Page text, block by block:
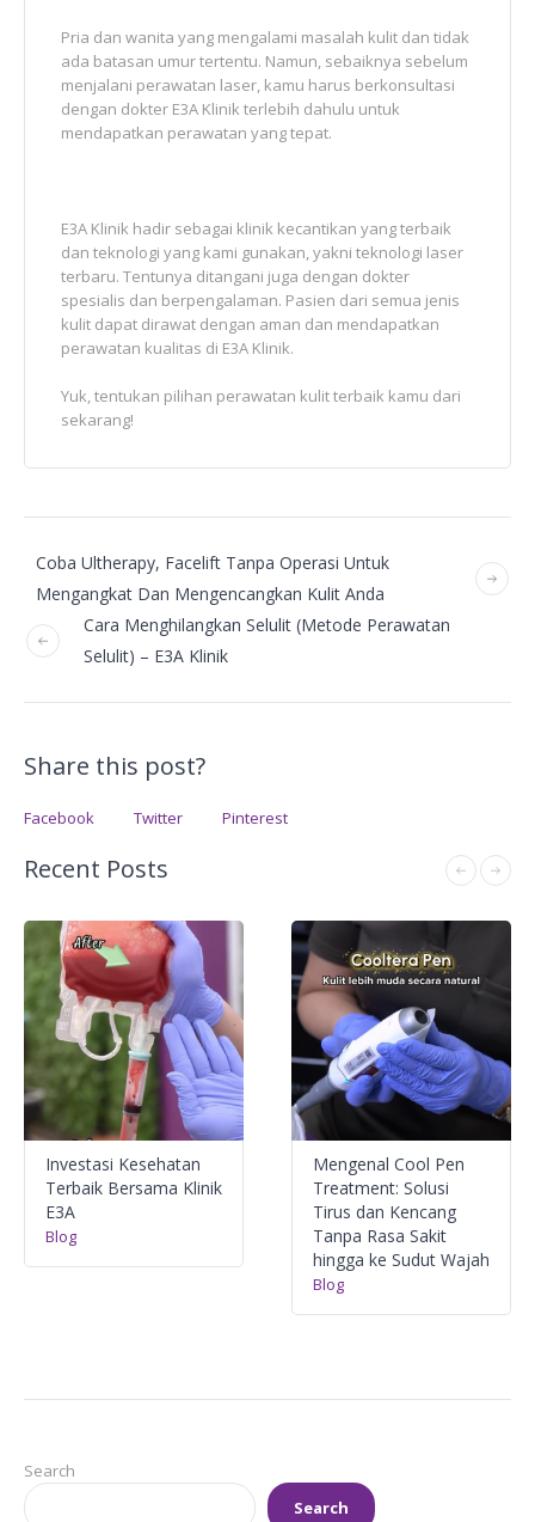
Pria dan wanita yang mengalami masalah kulit dan tidak
ada batasan umur tertentu. Namun, sebaiknya sebelum
menjalani perawatan laser, kamu harus berkonsultasi
dengan dokter E3A Klinik terlebih dahulu untuk
mendapatkan perawatan yang tepat.
E3A Klinik hadir sebagai klinik kecantikan yang terbaik
dan teknologi yang kami gunakan, yakni teknologi laser
terbaru. Tentunya ditangani juga dengan dokter
spesialis dan berpengalaman. Pasien dari semua jenis
kulit dapat dirawat dengan aman dan mendapatkan
perawatan kualitas di E3A Klinik.
Yuk, tentukan pilihan perawatan kulit terbaik kamu dari
sekarang!
Coba Ultherapy, Facelift Tanpa Operasi Untuk
Mengangkat Dan Mengencangkan Kulit Anda
Cara Menghilangkan Selulit (Metode Perawatan
Selulit) – E3A Klinik
Share this post?
Facebook Twitter Pinterest
Recent Posts
Investasi Kesehatan
Terbaik Bersama Klinik
E3A
Blog
Mengenal Cool Pen
Treatment: Solusi
Tirus dan Kencang
Tanpa Rasa Sakit
hingga ke Sudut Wajah
Blog
Search
Search